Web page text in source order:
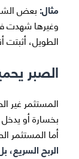
مثال: بعض
وغيرها شهدت
الطويل، أثبتت
الصبر
المستثمر غير
بخسارة أو
أما المستثمر
الربح السريع،